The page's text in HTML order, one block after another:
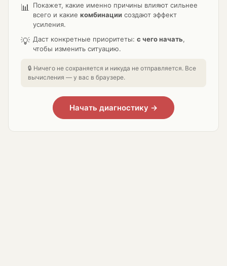
📊
Покажет, какие именно причины влияют сильнее
всего и какие комбинации создают эффект
усиления.
💡 Даст конкретные приоритеты: с чего начать,
чтобы изменить ситуацию.
🔒 Ничего не сохраняется и никуда не отправляется. Все
вычисления — у вас в браузере.
Начать диагностику →